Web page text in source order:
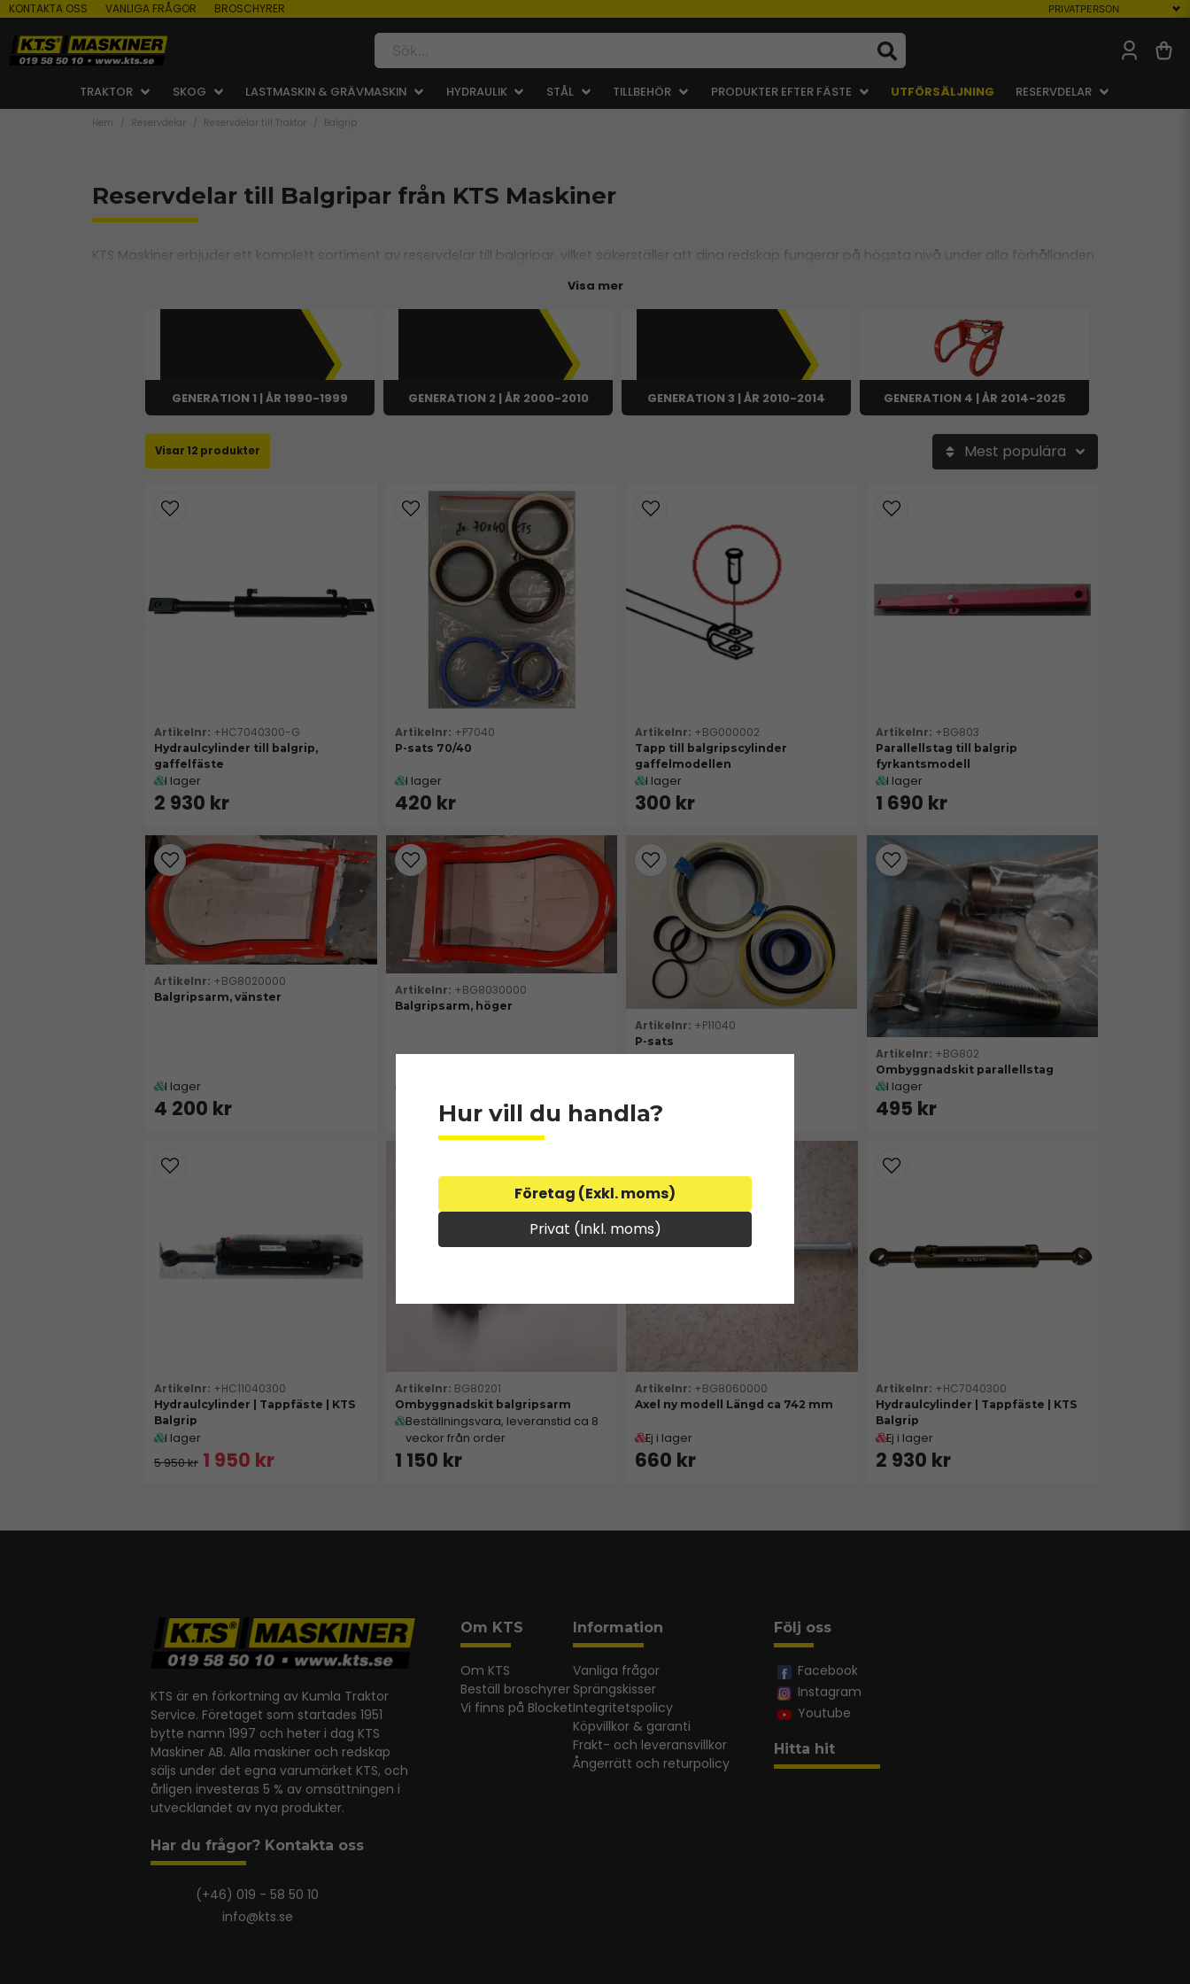
KONTAKTA OSS VANLIGA FRÅGOR BROSCHYRER
TRAKTOR SKOG LASTMASKIN & GRÄVMASKIN HYDRAULIK STÅL TILLBEHÖR PRODUKTER EFTER FÄSTE UTFÖRSÄLJNING RESERVDELAR
Hem Reservdelar Reservdelar till Traktor Balgrip
Reservdelar till Balgripar från KTS Maskiner
KTS Maskiner erbjuder ett komplett sortiment av reservdelar till balgripar, vilket säkerställer att dina redskap fungerar på högsta nivå under alla förhållanden.
Vi tillhandahåller reservdelar som griparmar, fästen och hydraulkomponenter, som är designade för att ge maximal hållbarhet och prestanda.
Oavsett om du behöver byta ut slitdelar eller förbättra funktionaliteten hos din balgrip, har KTS Maskiner de reservdelar du behöver för att upprätthålla
effektivitet och säkerhet vid balhantering.
Visa mer
GENERATION 1 | ÅR 1990-1999 GENERATION 2 | ÅR 2000-2010 GENERATION 3 | ÅR 2010-2014 GENERATION 4 | ÅR 2014-2025
12 produkter Mest populära
+HC7040300-G
Hydraulcylinder till balgrip,
gaffelfäste
I lager
2 930 kr
+P7040
P-sats 70/40
I lager
420 kr
+BG000002
Tapp till balgripscylinder
gaffelmodellen
I lager
300 kr
+BG803
Parallellstag till balgrip
fyrkantsmodell
I lager
1 690 kr
+BG8020000
Balgripsarm, vänster
I lager
4 200 kr
+BG8030000
Balgripsarm, höger
4 200 kr
+P11040
P-sats
455 kr
+BG802
Ombyggnadskit parallellstag
I lager
495 kr
+HC11040300
Hydraulcylinder | Tappfäste | KTS
Balgrip
I lager
5 950 kr 1 950 kr
BG80201
Ombyggnadskit balgripsarm
Beställningsvara, leveranstid ca 8
veckor från order
1 150 kr
+BG8060000
Axel ny modell Längd ca 742 mm
Ej i lager
660 kr
+HC7040300
Hydraulcylinder | Tappfäste | KTS
Balgrip
Ej i lager
2 930 kr
Hur vill du handla?
Företag (Exkl. moms)
Privat (Inkl. moms)
KTS är en förkortning av Kumla Traktor
Service. Företaget som startades 1951
bytte namn 1997 och heter i dag KTS
Maskiner AB. Alla maskiner och redskap
säljs under det egna varumärket KTS, och
årligen investeras 5 % av omsättningen i
utvecklandet av nya produkter.
Har du frågor? Kontakta oss
(+46) 019 - 58 50 10
info@kts.se
Om KTS
Om KTS
Beställ broschyrer
Vi finns på Blocket
Information
Vanliga frågor
Sprängskisser
Integritetspolicy
Köpvillkor & garanti
Frakt- och leveransvillkor
Ångerrätt och returpolicy
Följ oss
Facebook
Instagram
Youtube
Hitta hit